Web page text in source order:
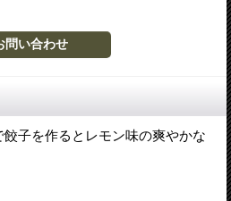
子を作るとレモン味の爽やかな